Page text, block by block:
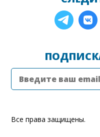
Все права защищены.